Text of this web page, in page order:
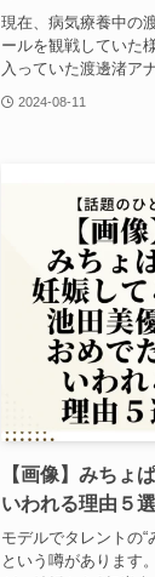
現在、病気療養中の
ールを観戦していた
入っていた渡邊渚ア
2024-08-11
【画像】みちょ
いわれる理由５選
モデルでタレントの
という噂があります